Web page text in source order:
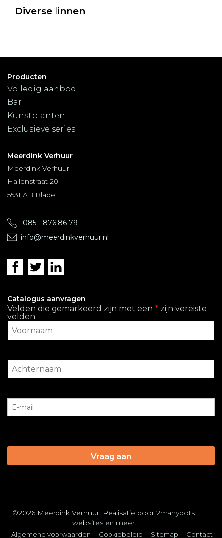
Diverse linnen
Producten
Volledig aanbod
Bar
Kunstplanten
Exclusieve series
Meerdink Verhuur
Meerdink Verhuur
Hallenstraat 20
5531 AB Bladel
085 - 876 86 79
info@meerdinkverhuur.nl
Catalogus aanvragen
Velden die gemarkeerd zijn met een * zijn vereiste
velden
©2026 Meerdink Verhuur. Realisatie door 2manydots:
websites en meer.
Algemene voorwaarden Cookiebeleid Sitemap Contact